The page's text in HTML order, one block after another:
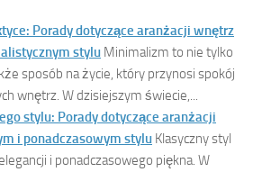
Porady dotyczące aranżacji wnętrz
stylu Minimalizm to nie tylko
sposób na życie, który przynosi spokój
wnętrz. W dzisiejszym świecie,...
stylu: Porady dotyczące aranżacji
i ponadczasowym stylu Klasyczny styl
i ponadczasowego piękna. W